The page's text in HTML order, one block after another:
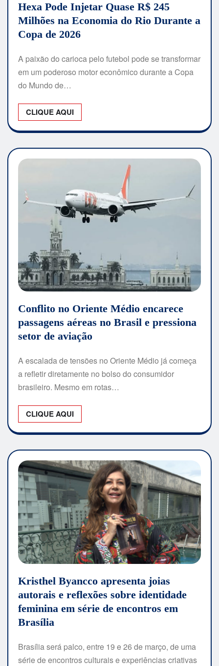
Hexa Pode Injetar Quase R$ 245
Milhões na Economia do Rio Durante a
Copa de 2026
A paixão do carioca pelo futebol pode se transformar
em um poderoso motor econômico durante a Copa
do Mundo de…
CLIQUE AQUI
Conflito no Oriente Médio encarece
passagens aéreas no Brasil e pressiona
setor de aviação
A escalada de tensões no Oriente Médio já começa
a refletir diretamente no bolso do consumidor
brasileiro. Mesmo em rotas…
CLIQUE AQUI
Kristhel Byancco apresenta joias
autorais e reflexões sobre identidade
feminina em série de encontros em
Brasília
Brasília será palco, entre 19 e 26 de março, de uma
série de encontros culturais e experiências criativas